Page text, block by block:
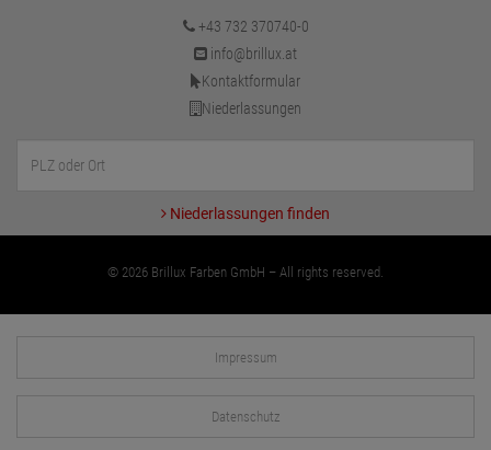
+43 732 370740-0
info@brillux.at
Kontaktformular
Niederlassungen
Niederlassungen finden
© 2026 Brillux Farben GmbH – All rights reserved.
Impressum
Datenschutz